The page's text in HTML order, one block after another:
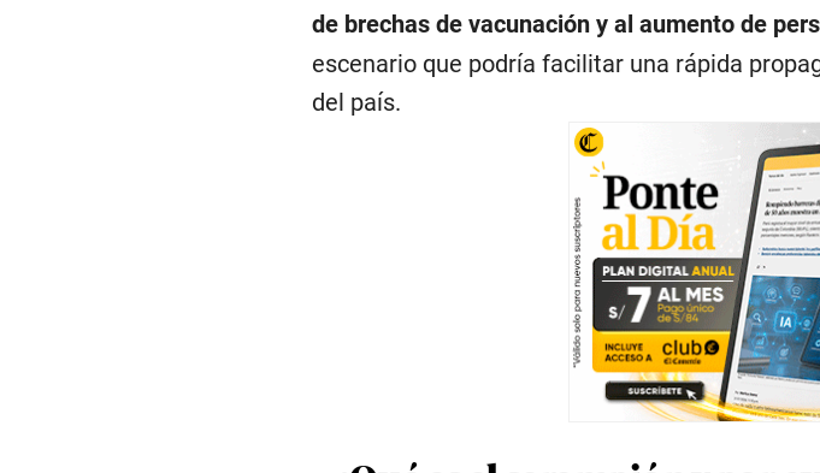
de brechas de vacunación y al aumento de
escenario que podría facilitar una rápida
del país.